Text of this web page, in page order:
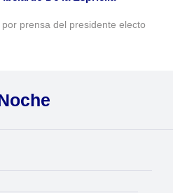
prensa del presidente electo